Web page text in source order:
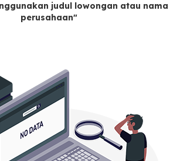
judul lowongan atau nama
perusahaan"